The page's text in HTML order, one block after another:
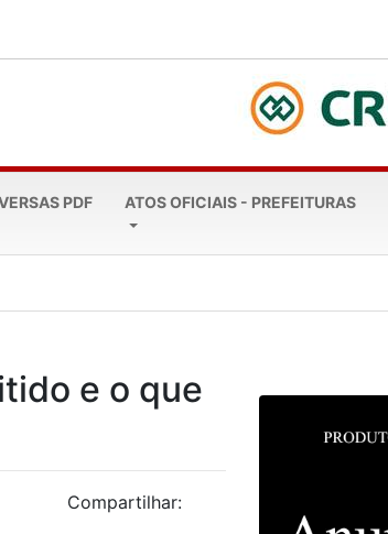
PDF ATOS OFICIAIS - PREFEITURAS
e o que
Compartilhar: